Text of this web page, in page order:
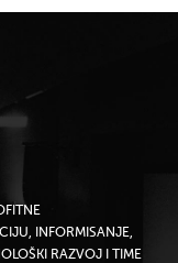
INFORMISANJE,
RAZVOJ I TIME